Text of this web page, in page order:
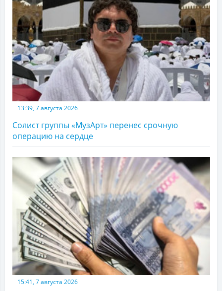
13:39, 7 августа 2026
Солист группы «МузАрт» перенес срочную
операцию на сердце
15:41, 7 августа 2026